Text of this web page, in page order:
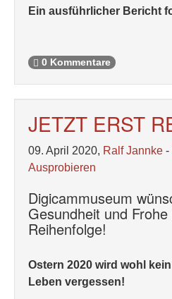
Ein ausführlicher Bericht
0 Kommentare
JETZT ERST
09. April 2020, Ralf Jannke -
Ausprobieren
Digicammuseum
Gesundheit und
Reihenfolge!
Ostern 2020 wird wohl
Leben vergessen!